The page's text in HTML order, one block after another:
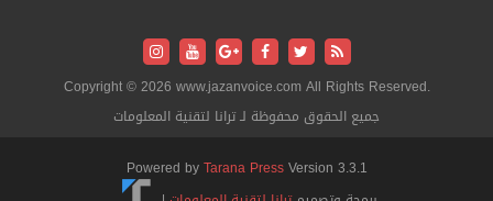
Copyright © 2026 www.jazanvoice.com All Rights Reserved.
جميع الحقوق محفوظة لـ ترانا لتقنية المعلومات
Powered byTarana PressVersion 3.3.1